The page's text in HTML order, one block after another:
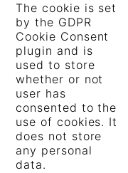
The cookie is set
by the GDPR
Cookie Consent
plugin and is
used to store
whether or not
user has
consented to the
use of cookies. It
does not store
any personal
data.